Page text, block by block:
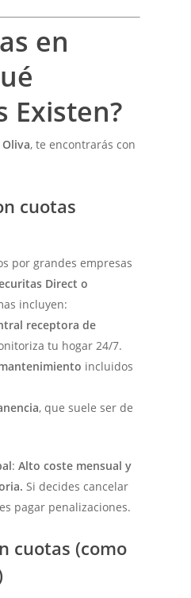
en
Existen?
, te encontrarás con
cuotas
por grandes empresas
Direct o
incluyen:
receptora de
tu hogar 24/7.
incluidos
, que suele ser de
:Alto coste mensual y
Si decides cancelar
pagar penalizaciones.
cuotas (como